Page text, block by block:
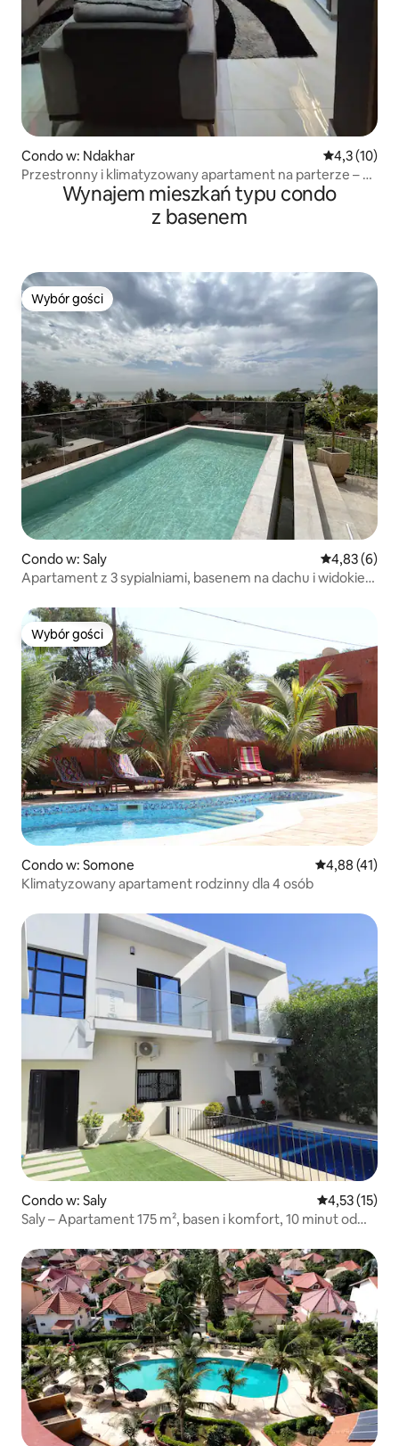
Condo w: Ndakhar Średnia
4,3 (10)
Przestronny i klimatyzowany apartament na parterze – 4
dobrze wyposażone pokoje
Wynajem mieszkań typu condo
z basenem
Wybór gości
Wybór gości
Condo w: Saly Średnia
4,83 (6)
Apartament z 3 sypialniami, basenem na dachu i widokiem
Wybór gości
Wybór gości
Condo w: Somone Średnia
4,88 (41)
Klimatyzowany apartament rodzinny dla 4 osób
Condo w: Saly Średnia
4,53 (15)
Saly – Apartament 175 m², basen i komfort, 10 minut od